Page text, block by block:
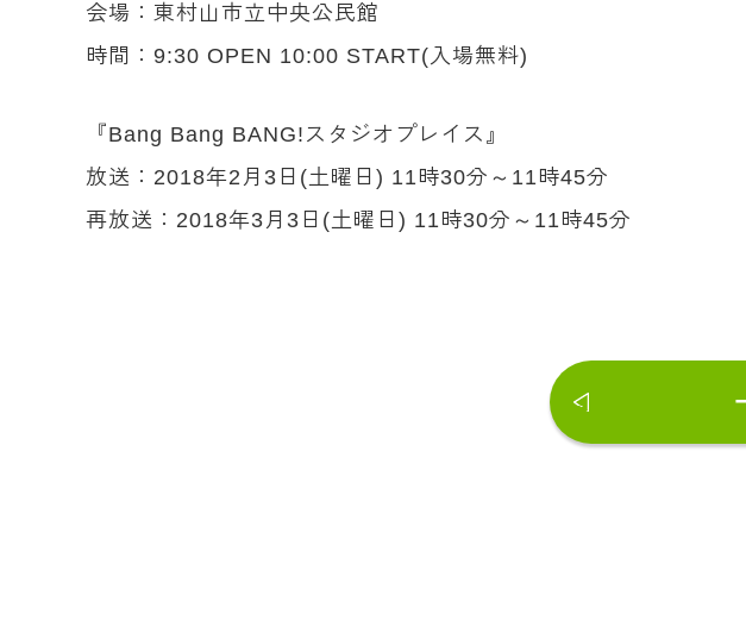
会場：東村山市立中央公民館
時間：9:30 OPEN 10:00 START(入場無料)
『Bang Bang BANG!スタジオプレイス』
放送：2018年2月3日(土曜日) 11時30分～11時45分
再放送：2018年3月3日(土曜日) 11時30分～11時45分